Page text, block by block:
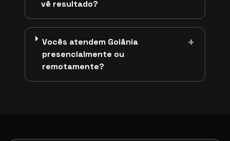
vê resultado?
Vocês atendem Goiânia
presencialmente ou
remotamente?
+